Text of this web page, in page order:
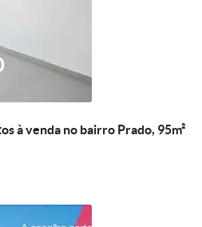
à venda no bairro Prado, 95m²